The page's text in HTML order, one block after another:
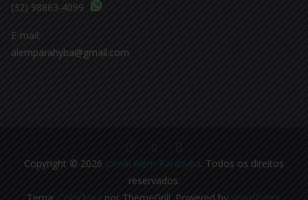
(32) 98863-4099
E-mail:
alemparahyba@gmail.com
Copyright © 2026 Jornal Além Parahyba. Todos os direitos
reservados.